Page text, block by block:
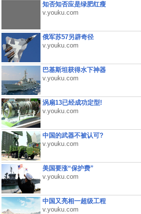
知否知否应是绿肥红瘦
v.youku.com
俄军苏57另辟奇径
v.youku.com
巴基斯坦获得水下神器
v.youku.com
涡扇13已经成功定型!
v.youku.com
中国的武器不被认可?
v.youku.com
美国要涨“保护费”
v.youku.com
中国又亮相一超级工程
v.youku.com